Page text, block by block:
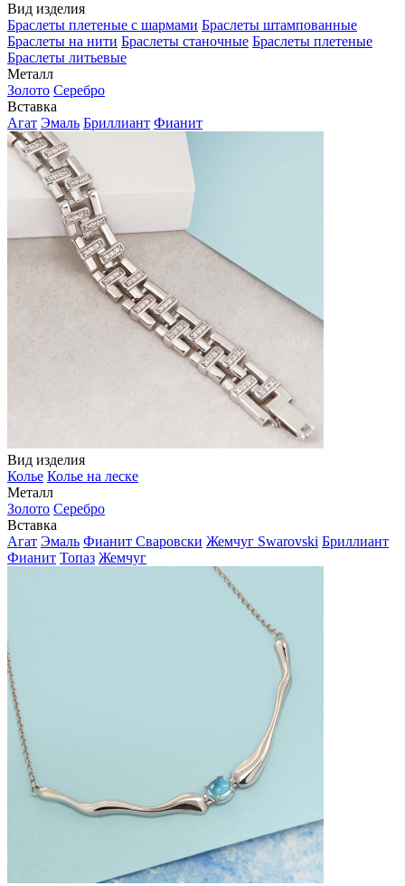
Вид изделия
Браслеты плетеные с шармами Браслеты штампованные
Браслеты на нити Браслеты станочные Браслеты плетеные
Браслеты литьевые
Металл
Золото Серебро
Вставка
Агат Эмаль Бриллиант Фианит
Вид изделия
Колье Колье на леске
Металл
Золото Серебро
Вставка
Агат Эмаль Фианит Сваровски Жемчуг Swarovski Бриллиант
Фианит Топаз Жемчуг